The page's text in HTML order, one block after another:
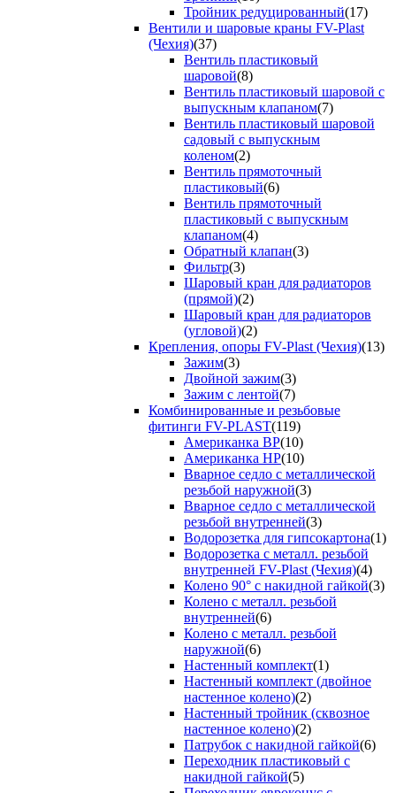
Тройник редуцированный(17)
Вентили и шаровые краны FV-Plast
(Чехия)(37)
Вентиль пластиковый
шаровой(8)
Вентиль пластиковый шаровой с
выпускным клапаном(7)
Вентиль пластиковый шаровой
садовый с выпускным
коленом(2)
Вентиль прямоточный
пластиковый(6)
Вентиль прямоточный
пластиковый с выпускным
клапаном(4)
Обратный клапан(3)
Фильтр(3)
Шаровый кран для радиаторов
(прямой)(2)
Шаровый кран для радиаторов
(угловой)(2)
Крепления, опоры FV-Plast (Чехия)(13)
Зажим(3)
Двойной зажим(3)
Зажим с лентой(7)
Комбинированные и резьбовые
фитинги FV-PLAST(119)
Американка ВР(10)
Американка НР(10)
Вварное седло с металлической
резьбой наружной(3)
Вварное седло с металлической
резьбой внутренней(3)
Водорозетка для гипсокартона(1)
Водорозетка с металл. резьбой
внутренней FV-Plast (Чехия)(4)
Колено 90° с накидной гайкой(3)
Колено с металл. резьбой
внутренней(6)
Колено с металл. резьбой
наружной(6)
Настенный комплект(1)
Настенный комплект (двойное
настенное колено)(2)
Настенный тройник (сквозное
настенное колено)(2)
Патрубок с накидной гайкой(6)
Переходник пластиковый с
накидной гайкой(5)